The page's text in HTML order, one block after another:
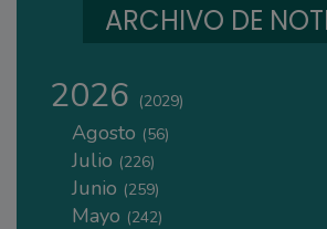
ARCHIVO DE
2026 (2029)
Agosto (56)
Julio (226)
Junio (259)
Mayo (242)